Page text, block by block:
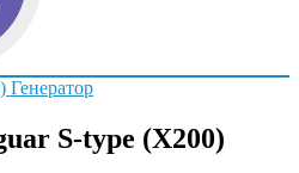
Генератор
S-type (X200)